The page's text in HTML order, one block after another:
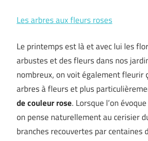
Les arbres aux fleurs roses
Le printemps est là et avec lui les
arbustes et des fleurs dans nos
nombreux, on voit également fleurir
arbres à fleurs et plus
de couleur rose. Lorsque l’on
on pense naturellement au cerisier
branches recouvertes par centaines